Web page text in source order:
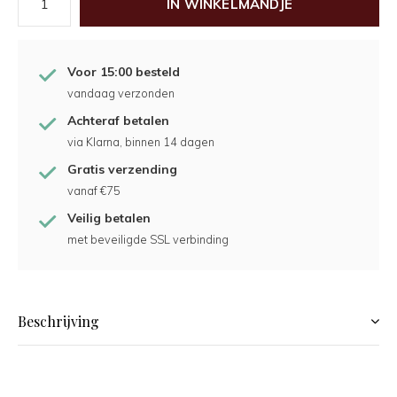
IN WINKELMANDJE
Voor 15:00 besteld
vandaag verzonden
Achteraf betalen
via Klarna, binnen 14 dagen
Gratis verzending
vanaf €75
Veilig betalen
met beveiligde SSL verbinding
Beschrijving